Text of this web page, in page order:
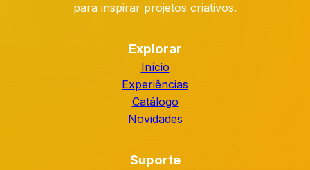
para inspirar projetos criativos.
Explorar
Início
Experiências
Catálogo
Novidades
Suporte